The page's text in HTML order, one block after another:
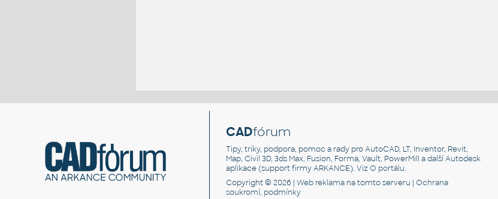
CADfórum
Tipy, triky, podpora, pomoc a rady pro AutoCAD, LT, Inventor, Revit,
Map, Civil 3D, 3ds Max, Fusion, Forma, Vault, PowerMill a další Autodesk
aplikace (support firmy ARKANCE). VizO portálu.
Copyright © 2026 |Web reklama na tomto serveru |Ochrana
soukromí, podmínky